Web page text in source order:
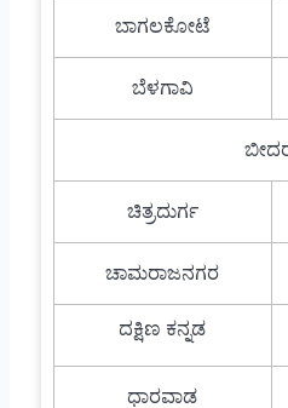
ಬಾಗಲಕೋಟೆ
ಬೆಳಗಾವಿ
ಚಿತ್ರದುರ್ಗ
ಚಾಮರಾಜನಗರ
ದಕ್ಷಿಣ ಕನ್ನಡ
ಧಾರವಾಡ